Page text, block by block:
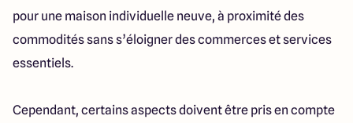
pour une maison individuelle neuve, à proximité des
commodités sans s’éloigner des commerces et services
essentiels.
Cependant, certains aspects doivent être pris en compte